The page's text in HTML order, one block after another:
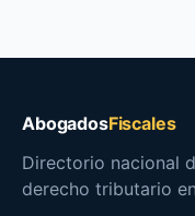
AbogadosFiscales
Directorio nacional
derecho tributario